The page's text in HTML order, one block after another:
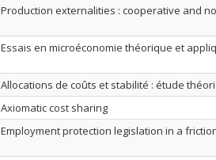
Production externalities : cooperative and
Essais en microéconomie théorique et
Allocations de coûts et stabilité : étude
Axiomatic cost sharing
Employment protection legislation in a